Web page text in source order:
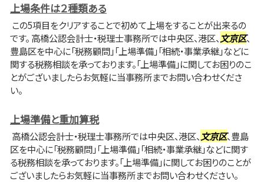
上場条件は２種類ある
この5項目をクリアすることで初めて上場をすることが出来るの
です。 高橋公認会計士・税理士事務所では中央区、港区、 文京区、
豊島区を中心に「税務顧問」「上場準備」「相続・事業承継」などに
関する税務相談を承っております。「上場準備」に関してお困りのこ
とがございましたらお気軽に当事務所までお問い合わせくださ
い。
上場準備と重加算税
高橋公認会計士・税理士事務所では中央区、港区、 文京区、豊島
区を中心に「税務顧問」「上場準備」「相続・事業承継」などに関す
る税務相談を承っております。「上場準備」に関してお困りのことが
ございましたらお気軽に当事務所までお問い合わせください。